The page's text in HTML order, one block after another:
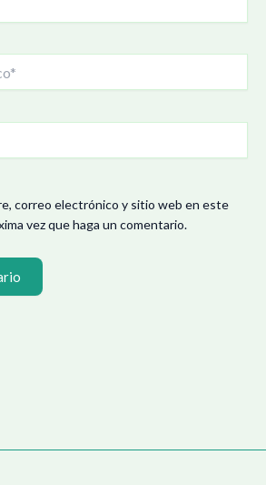
correo electrónico y sitio web en este
vez que haga un comentario.